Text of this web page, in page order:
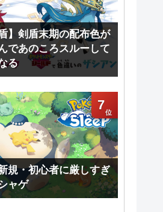
】剣盾末期の配布色が
であのころスルーして
る
7
規・初心者に厳しすぎ
ャゲ